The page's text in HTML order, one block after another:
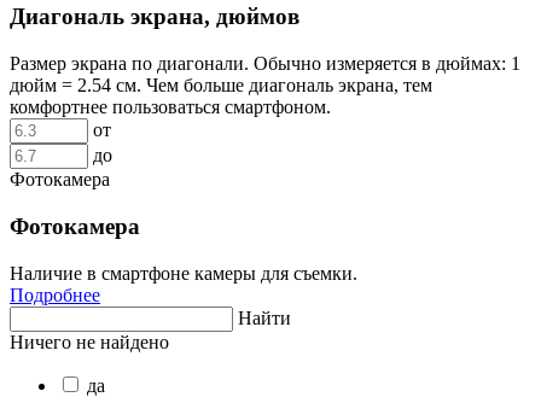
Диагональ экрана, дюймов
Размер экрана по диагонали. Обычно измеряется в дюймах: 1
дюйм = 2.54 см. Чем больше диагональ экрана, тем
комфортнее пользоваться смартфоном.
от
до
Фотокамера
Фотокамера
Наличие в смартфоне камеры для съемки.
Подробнее
Найти
Ничего не найдено
да